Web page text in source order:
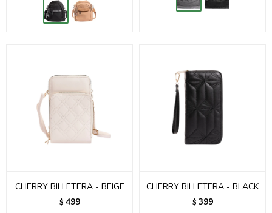
CHERRY BILLETERA - BEIGE
$ 499
CHERRY BILLETERA - BLACK
$ 399